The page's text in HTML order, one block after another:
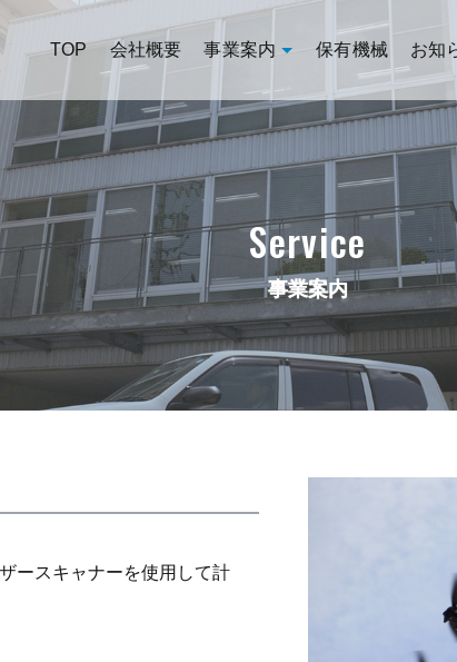
TOP 会社概要 事業案内 保有機械 お知
Service
事業案内
ースキャナーを使用して計